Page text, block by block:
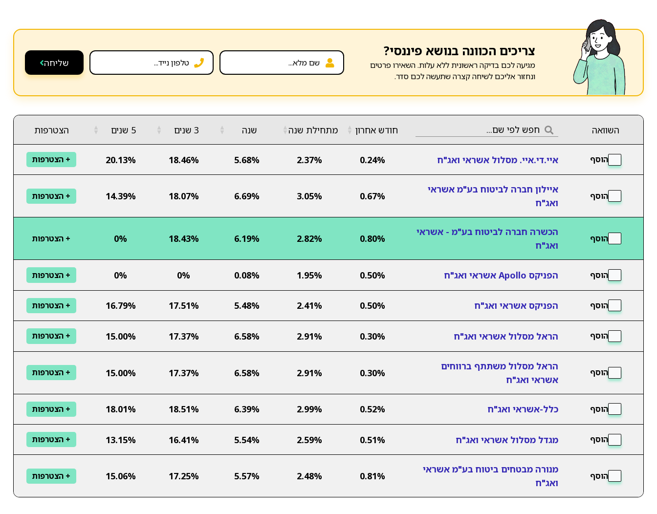
צריכים הכוונה בנושא פיננסי?
מגיעה לכם בדיקה ראשונית ללא עלות. השאירו פרטים
ונחזור אליכם לשיחה קצרה שתעשה לכם סדר.
שליחה
השוואה חודש אחרון ▲
▼ מתחילת שנה▲
▼ שנה ▲
▼ 3 שנים ▲
▼ 5 שנים ▲
▼ הצטרפות
הוסף איי.די.איי. מסלול אשראי ואג"ח 0.24%
2.37%
5.68%
18.46%
20.13% + הצטרפות
הוסף
איילון חברה לביטוח בע"מ אשראי
ואג"ח
0.67%
3.05%
6.69%
18.07%
14.39% + הצטרפות
הוסף
הכשרה חברה לביטוח בע"מ - אשראי
ואג"ח
0.80%
2.82%
6.19%
18.43%
0% + הצטרפות
הוסף הפניקס Apollo אשראי ואג"ח 0.50%
1.95%
0.08%
0%
0% + הצטרפות
הוסף הפניקס אשראי ואג"ח 0.50%
2.41%
5.48%
17.51%
16.79% + הצטרפות
הוסף הראל מסלול אשראי ואג"ח 0.30%
2.91%
6.58%
17.37%
15.00% + הצטרפות
הוסף
הראל מסלול משתתף ברווחים
אשראי ואג"ח
0.30%
2.91%
6.58%
17.37%
15.00% + הצטרפות
הוסף כלל-אשראי ואג"ח 0.52%
2.99%
6.39%
18.51%
18.01% + הצטרפות
הוסף מגדל מסלול אשראי ואג"ח 0.51%
2.59%
5.54%
16.41%
13.15% + הצטרפות
הוסף
מנורה מבטחים ביטוח בע"מ אשראי
ואג"ח
0.81%
2.48%
5.57%
17.25%
15.06% + הצטרפות